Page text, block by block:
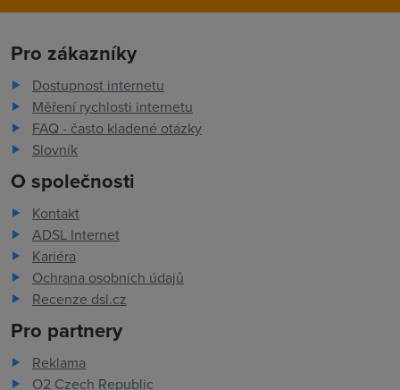
Pro zákazníky
Dostupnost internetu
Měření rychlosti internetu
FAQ - často kladené otázky
Slovník
O společnosti
Kontakt
ADSL Internet
Kariéra
Ochrana osobních údajů
Recenze dsl.cz
Pro partnery
Reklama
O2 Czech Republic